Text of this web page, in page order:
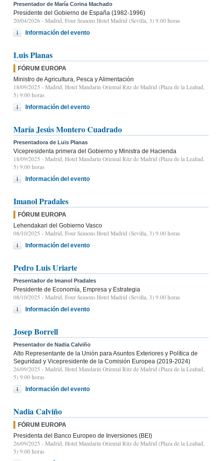
Presentador de María Corina Machado
Presidente del Gobierno de España (1982-1996)
20/04/2026 - Madrid, Four Seasons Hotel Madrid (Sevilla, 3) 9.00 horas
Información del evento
Luis Planas
FÓRUM EUROPA
Ministro de Agricultura, Pesca y Alimentación
18/09/2025 - Madrid, Hotel Mandarin Oriental Ritz de Madrid (Plaza de la Lealtad,
5) 9:00 horas
Información del evento
María Jesús Montero Cuadrado
Presentadora de Luis Planas
Vicepresidenta primera del Gobierno y Ministra de Hacienda
18/09/2025 - Madrid, Hotel Mandarin Oriental Ritz de Madrid (Plaza de la Lealtad,
5) 9:00 horas
Información del evento
Imanol Pradales
FÓRUM EUROPA
Lehendakari del Gobierno Vasco
08/10/2025 - Madrid, Four Seasons Hotel Madrid (Sevilla, 3) 9.00 horas
Información del evento
Pedro Luis Uriarte
Presentador de Imanol Pradales
Presidente de Economía, Empresa y Estrategia
08/10/2025 - Madrid, Four Seasons Hotel Madrid (Sevilla, 3) 9.00 horas
Información del evento
Josep Borrell
Presentador de Nadia Calviño
Alto Representante de la Unión para Asuntos Exteriores y Política de
Seguridad y Vicepresidente de la Comisión Europea (2019-2024)
26/09/2025 - Madrid, Hotel Mandarin Oriental Ritz de Madrid (Plaza de la Lealtad,
5) 9:00 horas
Información del evento
Nadia Calviño
FÓRUM EUROPA
Presidenta del Banco Europeo de Inversiones (BEI)
26/09/2025 - Madrid, Hotel Mandarin Oriental Ritz de Madrid (Plaza de la Lealtad,
5) 9:00 horas